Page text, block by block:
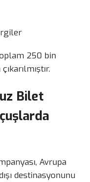
250 bin
Bilet
Avrupa
destinasyonunu